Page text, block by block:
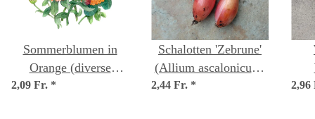
Sommerblumen in
Orange (diverse
Ringelblumensorten)
2,09 Fr. *
Schalotten 'Zebrune'
(Allium ascalonicum)
Samen
2,44 Fr. *